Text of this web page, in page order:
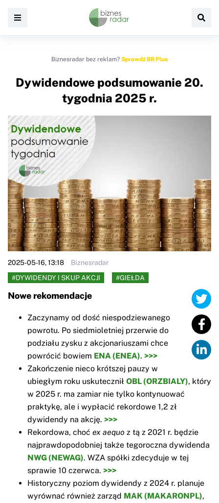
Biznesradar bez reklam? Sprawdź BR Plus
Dywidendowe podsumowanie 20.
tygodnia 2025 r.
2025-05-16, 13:18
Biznesradar
#DYWIDENDY I SKUP AKCJI
#GIEŁDA
Nowe rekomendacje
Zaczynamy od dość niespodziewanego
powrotu. Po siedmioletniej przerwie do
podziału zysku z akcjonariuszami chce
powrócić bowiem ENA (ENEA). >>>
Zakończenie nieco krótszej pauzy w
ubiegłym roku uskutecznił OBL (ORZBIALY), który
w 2025 r. ma zamiar nie tylko kontynuować
praktykę, ale i wypłacić rekordowe 1,2 zł
dywidendy na akcję. >>>
Rekordowa, choć ex aequo z tą z 2021 r. będzie
najprawdopodobniej także tegoroczna dywidenda
NWG (NEWAG). WZA spółki zdecyduje w tej
sprawie 10 czerwca. >>>
Historyczny poziom dywidendy z 2024 r. planuje
wyrównać również zarząd MAK (MAKARONPL),